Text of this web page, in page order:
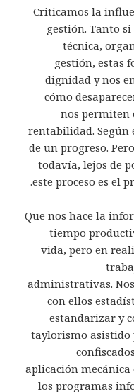
Criticamos la
gestión. Tanto
técnica,
gestión, estas
dignidad y nos
cómo
nos permiten
rentabilidad. Según
de un progreso.
todavía, lejos de
este proceso es el
¿Que nos hace la
tiempo
vida, pero en
administrativas.
con ellos
estandarizar y
taylorismo asistido
aplicación
los programas